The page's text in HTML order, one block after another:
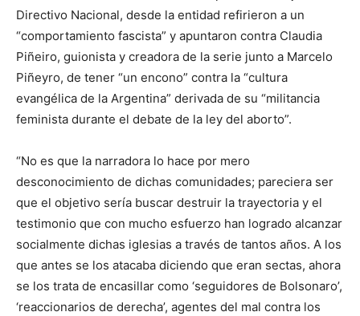
Directivo Nacional, desde la entidad refirieron a un
“comportamiento fascista” y apuntaron contra Claudia
Piñeiro, guionista y creadora de la serie junto a Marcelo
Piñeyro, de tener “un encono” contra la “cultura
evangélica de la Argentina” derivada de su “militancia
feminista durante el debate de la ley del aborto”.
“No es que la narradora lo hace por mero
desconocimiento de dichas comunidades; pareciera ser
que el objetivo sería buscar destruir la trayectoria y el
testimonio que con mucho esfuerzo han logrado alcanzar
socialmente dichas iglesias a través de tantos años. A los
que antes se los atacaba diciendo que eran sectas, ahora
se los trata de encasillar como ‘seguidores de Bolsonaro’,
‘reaccionarios de derecha’, agentes del mal contra los